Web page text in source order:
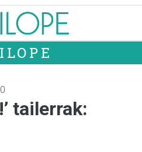
tailerrak: